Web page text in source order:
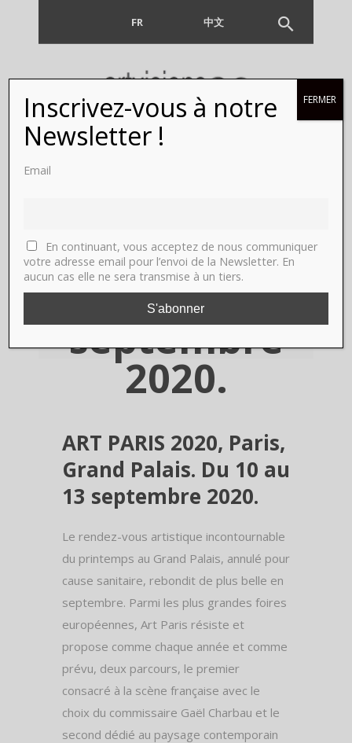
FR 中文
ART PARIS
Palais. Du
10 au 13
septembre
2020.
ART PARIS 2020, Paris,
Grand Palais. Du 10 au
13 septembre 2020.
Le rendez-vous artistique incontournable
du printemps au Grand Palais, annulé pour
cause sanitaire, rebondit de plus belle en
septembre. Parmi les plus grandes foires
européennes, Art Paris résiste et
propose comme chaque année et comme
prévu, deux parcours, le premier
consacré à la scène française avec le
choix du commissaire Gaël Charbau et le
second dédié au paysage contemporain
Inscrivez-vous à notre
Newsletter !
Email
En continuant, vous acceptez de nous communiquer
votre adresse email pour l’envoi de la Newsletter. En
aucun cas elle ne sera transmise à un tiers.
FERMER